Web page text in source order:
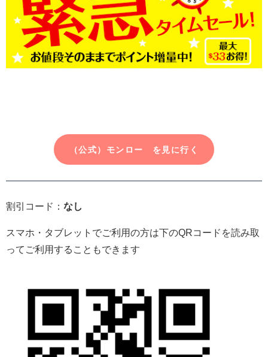
（公式）モンロー を見に行く
割引コード： なし
スマホ・タブレットでご利用の方は下のQRコードを読み取
ってご利用することもできます